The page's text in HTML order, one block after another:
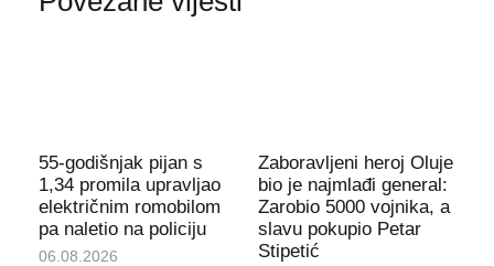
55-godišnjak pijan s
1,34 promila upravljao
električnim romobilom
pa naletio na policiju
06.08.2026
Zaboravljeni heroj Oluje
bio je najmlađi general:
Zarobio 5000 vojnika, a
slavu pokupio Petar
Stipetić